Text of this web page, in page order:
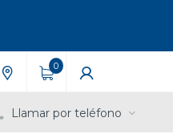
0
Llamar por teléfono